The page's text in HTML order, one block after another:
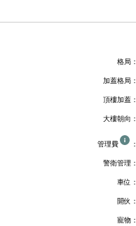
格局：
加蓋格局：
頂樓加蓋：
大樓朝向：
管理費 ：
警衛管理：
車位：
開伙：
寵物：